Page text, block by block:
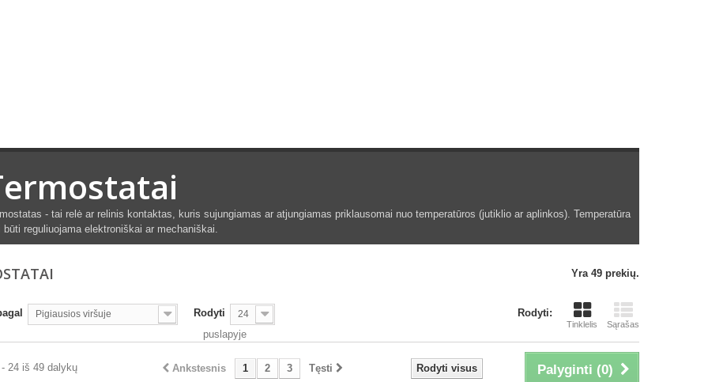
- tai relė ar relinis kontaktas, kuris sujungiamas ar atjungiamas priklausomai nuo temperatūros (jutiklio ar aplinkos). Temperatūra
būti reguliuojama elektroniškai ar mechaniškai.
Yra 49 prekių.
Rodyti:
Tinklelis Sąrašas
Pigiausios viršuje Rodyti 24
puslapyje
Palyginti (0)
Rodyti visus
Ankstesnis 1 2 3 Tęsti
24 iš 49 dalykų